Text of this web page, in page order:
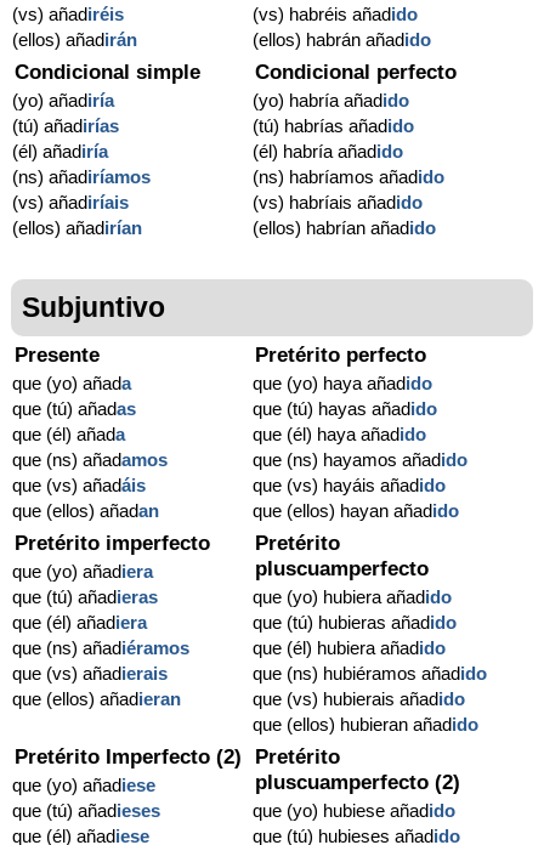
(vs) añadiréis
(ellos) añadirán
(vs) habréis añadido
(ellos) habrán añadido
Condicional simple
(yo) añadiría
(tú) añadirías
(él) añadiría
(ns) añadiríamos
(vs) añadiríais
(ellos) añadirían
Condicional perfecto
(yo) habría añadido
(tú) habrías añadido
(él) habría añadido
(ns) habríamos añadido
(vs) habríais añadido
(ellos) habrían añadido
Subjuntivo
Presente
que (yo) añada
que (tú) añadas
que (él) añada
que (ns) añadamos
que (vs) añadáis
que (ellos) añadan
Pretérito perfecto
que (yo) haya añadido
que (tú) hayas añadido
que (él) haya añadido
que (ns) hayamos añadido
que (vs) hayáis añadido
que (ellos) hayan añadido
Pretérito imperfecto
que (yo) añadiera
que (tú) añadieras
que (él) añadiera
que (ns) añadiéramos
que (vs) añadierais
que (ellos) añadieran
Pretérito
pluscuamperfecto
que (yo) hubiera añadido
que (tú) hubieras añadido
que (él) hubiera añadido
que (ns) hubiéramos añadido
que (vs) hubierais añadido
que (ellos) hubieran añadido
Pretérito Imperfecto (2)
que (yo) añadiese
que (tú) añadieses
que (él) añadiese
Pretérito
pluscuamperfecto (2)
que (yo) hubiese añadido
que (tú) hubieses añadido